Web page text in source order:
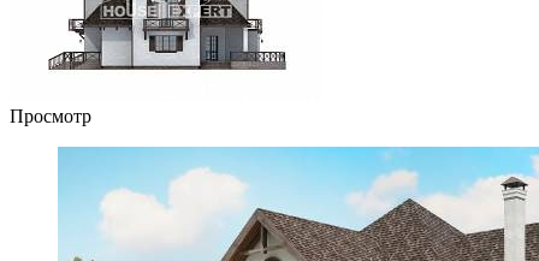
Просмотр